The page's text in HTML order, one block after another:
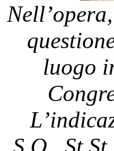
luogo
S.O.,